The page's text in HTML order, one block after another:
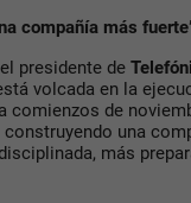
compañía más
presidente de
volcada en la
de
una
más